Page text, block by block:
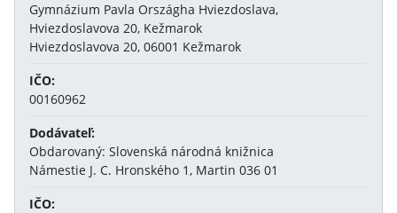
Gymnázium Pavla Országha Hviezdoslava,
Hviezdoslavova 20, Kežmarok
Hviezdoslavova 20, 06001 Kežmarok
IČO:
00160962
Dodávateľ:
Obdarovaný: Slovenská národná knižnica
Námestie J. C. Hronského 1, Martin 036 01
IČO: